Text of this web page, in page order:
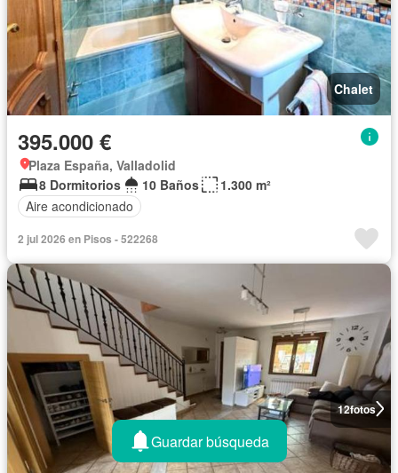
Chalet
395.000 €
Plaza España, Valladolid
8 Dormitorios
10 Baños
1.300 m²
Aire acondicionado
2 jul 2026 en Pisos - 522268
12fotos
Guardar búsqueda